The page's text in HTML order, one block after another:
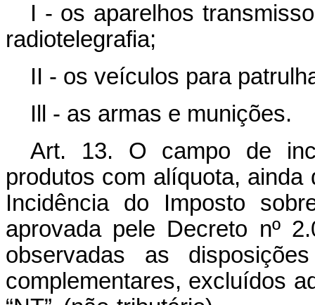
I - os aparelhos
radiotelegrafia;
II - os veículos para
Ill - as armas e munições.
Art. 13. O campo de
produtos com alíquota, ainda
Incidência do Imposto
aprovada pele Decreto nº
observadas as
complementares, excluídos